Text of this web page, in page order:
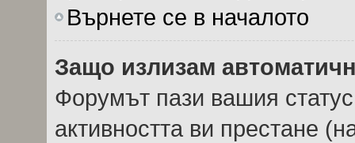
Върнете се в началото
Защо излизам
Форумът пази вашия
активността ви престане